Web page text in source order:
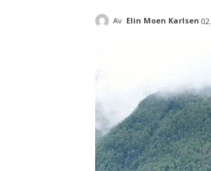
Av Elin Moen Karlsen